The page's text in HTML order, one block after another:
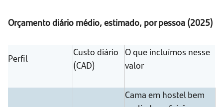
Orçamento diário médio, estimado, por pessoa (2025)
Perfil
Custo diário
(CAD)
O que incluímos nesse
valor
Cama em hostel bem